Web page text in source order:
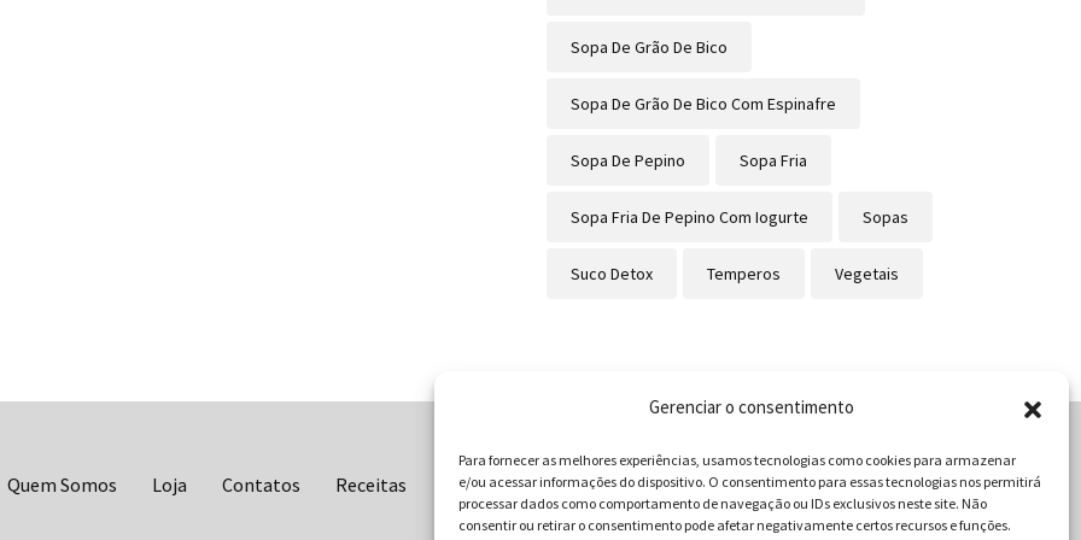
Gerenciar o consentimento
Para fornecer as melhores experiências, usamos tecnologias como cookies para armazenar
e/ou acessar informações do dispositivo. O consentimento para essas tecnologias nos permitirá
processar dados como comportamento de navegação ou IDs exclusivos neste site. Não
consentir ou retirar o consentimento pode afetar negativamente certos recursos e funções.
Sopa De Grão De Bico
Sopa De Grão De Bico Com Espinafre
Sopa De Pepino Sopa Fria
Sopa Fria De Pepino Com Iogurte Sopas
Suco Detox Temperos Vegetais
Quem Somos Loja Contatos Receitas Blog Vocabulário da Gastronomia